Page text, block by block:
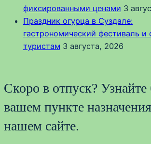
фиксированными ценами 3
Праздник огурца в Суздале:
гастрономический фестиваль и
туристам 3 августа, 2026
Скоро в отпуск?
вашем пункте
нашем сайте.